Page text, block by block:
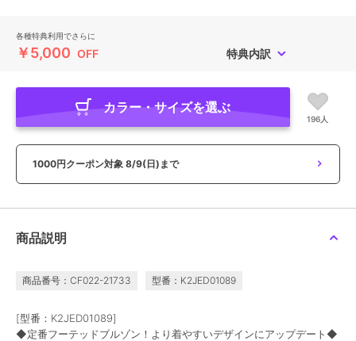
各種特典利用でさらに
￥5,000 OFF 特典内訳
カラー・サイズを選ぶ
196人
1000円クーポン対象 8/9(日)まで
商品説明
商品番号：CF022-21733 型番：K2JED01089
[型番：K2JED01089]
◆定番フーテッドブルゾン！より着やすいデザインにアップデート◆